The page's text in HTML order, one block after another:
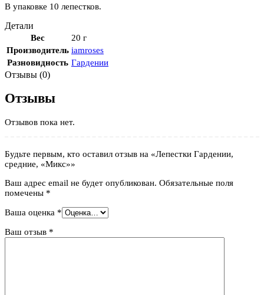
В упаковке 10 лепестков.
Детали
Вес
20 г
Производитель iamroses
Разновидность Гардении
Отзывы (0)
Отзывы
Отзывов пока нет.
Будьте первым, кто оставил отзыв на «Лепестки Гардении,
средние, «Микс»»
Ваш адрес email не будет опубликован. Обязательные поля
помечены *
Ваша оценка *
Ваш отзыв *